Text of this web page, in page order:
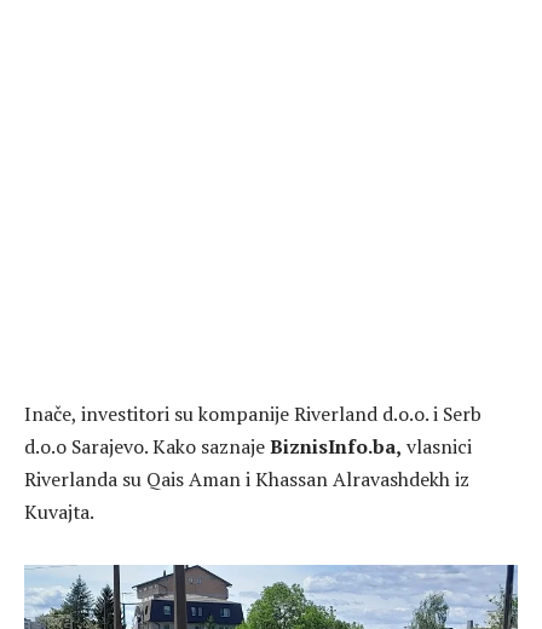
Inače, investitori su kompanije Riverland d.o.o. i Serb
d.o.o Sarajevo. Kako saznajeBiznisInfo.ba, vlasnici
Riverlanda su Qais Aman i Khassan Alravashdekh iz
Kuvajta.